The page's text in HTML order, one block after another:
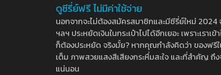
ดูซีรี่ย์ฟรี ไม่มีค่าใช้จ่าย
นอกจากจะไม่ต้องสมัครสมาชิกและมีซีรี่ย์ใหม่
ฯลฯ ประหยัดเงินในกระเป๋าไปได้อีกเยอะ เพราะเร
ก็ต้องประหยัด จริงมั้ย? หากคุณกำลังคิดว่า ของฟ
เต็ม ภาพสวยแสงสีเสียงกระหึ่มสะใจ และที่สำคัญ
แน่นอน